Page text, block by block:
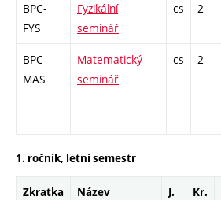
BPC-
FYS
Fyzikální
seminář
cs 2
BPC-
MAS
Matematický
seminář
cs 2
1. ročník, letní semestr
Zkratka Název J. Kr.